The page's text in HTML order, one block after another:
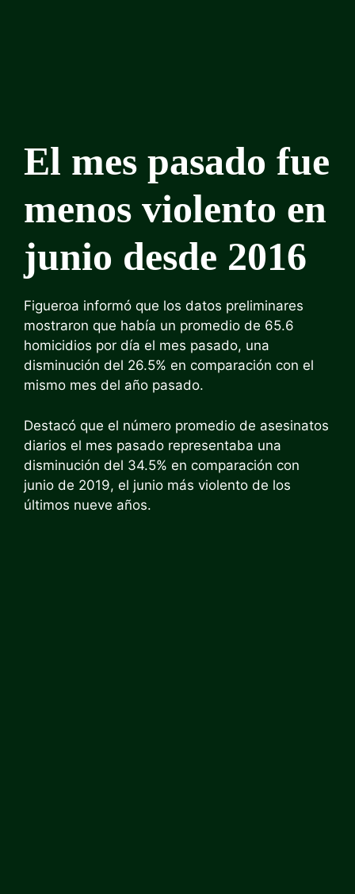
El mes pasado fue
menos violento en
junio desde 2016
Figueroa informó que los datos preliminares
mostraron que había un promedio de 65.6
homicidios por día el mes pasado, una
disminución del 26.5% en comparación con el
mismo mes del año pasado.
Destacó que el número promedio de asesinatos
diarios el mes pasado representaba una
disminución del 34.5% en comparación con
junio de 2019, el junio más violento de los
últimos nueve años.